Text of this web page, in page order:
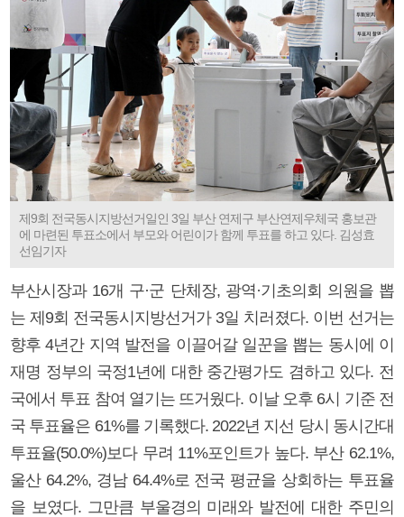
제9회 전국동시지방선거일인 3일 부산 연제구 부산연제우체국 홍보관
에 마련된 투표소에서 부모와 어린이가 함께 투표를 하고 있다. 김성효
선임기자
부산시장과 16개 구·군 단체장, 광역·기초의회 의원을 뽑
는 제9회 전국동시지방선거가 3일 치러졌다. 이번 선거는
향후 4년간 지역 발전을 이끌어갈 일꾼을 뽑는 동시에 이
재명 정부의 국정1년에 대한 중간평가도 겸하고 있다. 전
국에서 투표 참여 열기는 뜨거웠다. 이날 오후 6시 기준 전
국 투표율은 61%를 기록했다. 2022년 지선 당시 동시간대
투표율(50.0%)보다 무려 11%포인트가 높다. 부산 62.1%,
울산 64.2%, 경남 64.4%로 전국 평균을 상회하는 투표율
을 보였다. 그만큼 부울경의 미래와 발전에 대한 주민의